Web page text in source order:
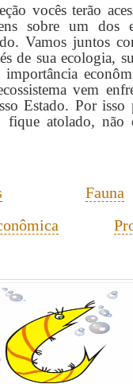
terão
sobre um dos
Vamos juntos
de sua ecologia,
importância
vem
Estado. Por isso
fique atolado, não
Fauna